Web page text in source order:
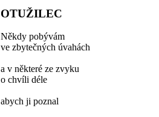
OTUŽILEC
Někdy pobývám
ve zbytečných úvahách
a v některé ze zvyku
o chvíli déle
abych ji poznal